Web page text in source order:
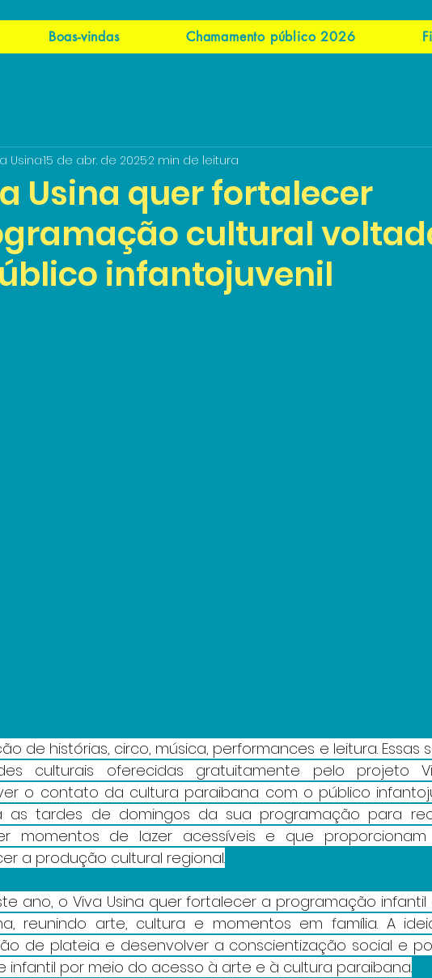
Boas-vindas Chamamento público 2026
Usina quer fortalecer
cultural
infantojuvenil
Usina15 de abr. de 20252 min de leitura
de histórias, circo, música, performances e leitura. Essas
culturais oferecidas gratuitamente pelo projeto
o contato da cultura paraibana com o público
as tardes de domingos da sua programação para
momentos de lazer acessíveis e que
a produção cultural regional.
ano, o Viva Usina quer fortalecer a programação
reunindo arte, cultura e momentos em família. A
de plateia e desenvolver a conscientização social e
infantil por meio do acesso à arte e à cultura paraibana.